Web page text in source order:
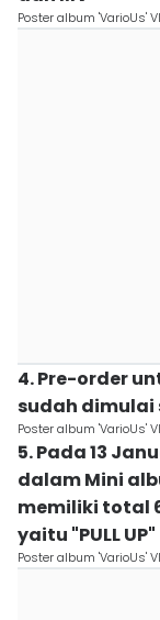
Poster album 'VarioUs'
4. Pre-order
sudah dimulai
Poster album 'VarioUs'
5. Pada 13
dalam Mini
memiliki total
yaitu "PULL UP"
Poster album 'VarioUs'